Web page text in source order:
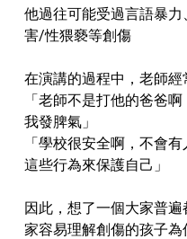
他過往可能受過言語暴
害/性猥褻等創傷
在演講的過程中，老師經
「老師不是打他的爸爸
我發脾氣」
「學校很安全啊，不會
這些行為來保護自己」
因此，想了一個大家普
家容易理解創傷的孩子為